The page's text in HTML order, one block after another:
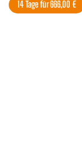
14 Tage für 666,00 €